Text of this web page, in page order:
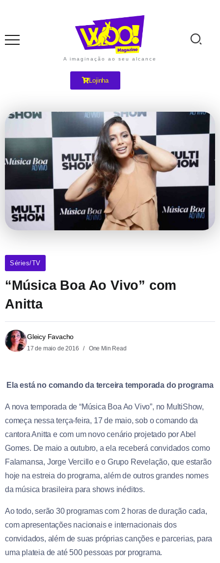
A imaginação ao seu alcance
Lojinha
Séries/TV
“Música Boa Ao Vivo” com
Anitta
Gleicy Favacho
17 de maio de 2016 One Min Read
Ela está no comando da terceira temporada do programa
A nova temporada de “Música Boa Ao Vivo”, no MultiShow,
começa nessa terça-feira, 17 de maio, sob o comando da
cantora Anitta e com um novo cenário projetado por Abel
Gomes. De maio a outubro, a ela receberá convidados como
Falamansa, Jorge Vercillo e o Grupo Revelação, que estarão
hoje na estreia do programa, além de outros grandes nomes
da música brasileira para shows inéditos.
Ao todo, serão 30 programas com 2 horas de duração cada,
com apresentações nacionais e internacionais dos
convidados, além de suas próprias canções e parcerias, para
uma plateia de até 500 pessoas por programa.